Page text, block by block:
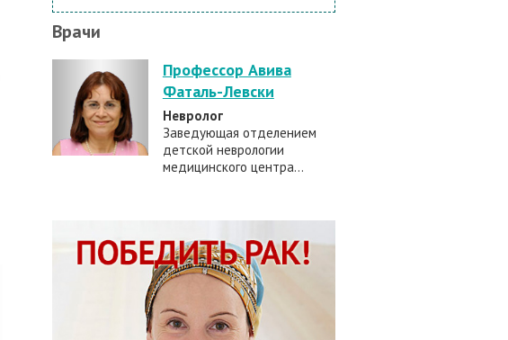
Врачи
Профессор Авива
Фаталь-Левски
Невролог
Заведующая отделением
детской неврологии
медицинского центра...